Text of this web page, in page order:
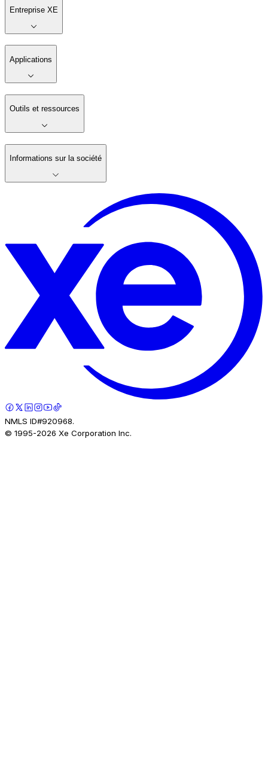
Entreprise XE
Applications
Outils et ressources
Informations sur la société
NMLS ID#920968.
© 1995-2026 Xe Corporation Inc.